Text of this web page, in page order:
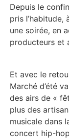
Depuis le
pris l’habitude,
une soirée, en
producteurs et
Et avec le
Marché d’été
des airs de «
plus des
musicale dans
concert hip-